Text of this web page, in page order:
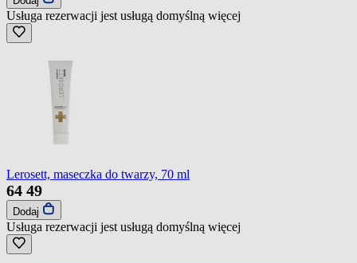
Usługa rezerwacji jest usługą domyślną więcej
Lerosett, maseczka do twarzy, 70 ml
64 49
Dodaj
Usługa rezerwacji jest usługą domyślną więcej